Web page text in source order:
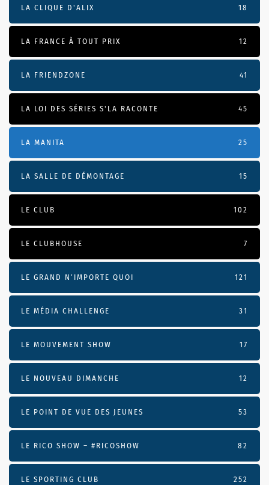
LA CLIQUE D'ALIX 18
LA FRANCE À TOUT PRIX 12
LA FRIENDZONE 41
LA LOI DES SÉRIES S'LA RACONTE 45
LA MANITA 25
LA SALLE DE DÉMONTAGE 15
LE CLUB 102
LE CLUBHOUSE 7
LE GRAND N’IMPORTE QUOI 121
LE MÉDIA CHALLENGE 31
LE MOUVEMENT SHOW 17
LE NOUVEAU DIMANCHE 12
LE POINT DE VUE DES JEUNES 53
LE RICO SHOW – #RICOSHOW 82
LE SPORTING CLUB 252